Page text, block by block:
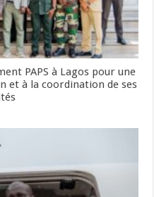
PAPS à Lagos pour une
et à la coordination de ses